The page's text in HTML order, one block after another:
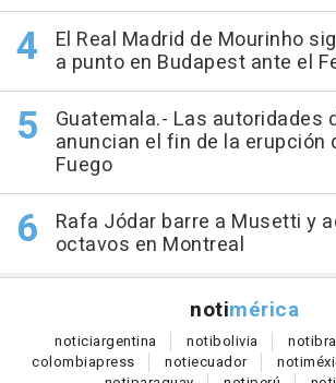
El Real Madrid de Mourinho
a punto en Budapest ante el
Guatemala.- Las autoridades
anuncian el fin de la erupción
Fuego
Rafa Jódar barre a Musetti y
octavos en Montreal
notimérica
noticiargentina notibolivia noti
colombiapress notiecuador noti